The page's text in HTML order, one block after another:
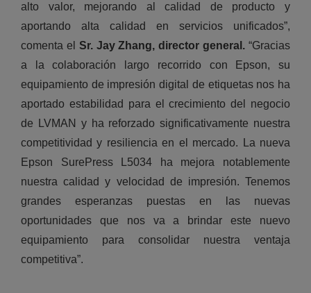
alto valor, mejorando al calidad de producto y
aportando alta calidad en servicios unificados”,
comenta el Sr. Jay Zhang, director general. “Gracias
a la colaboración largo recorrido con Epson, su
equipamiento de impresión digital de etiquetas nos ha
aportado estabilidad para el crecimiento del negocio
de LVMAN y ha reforzado significativamente nuestra
competitividad y resiliencia en el mercado. La nueva
Epson SurePress L5034 ha mejora notablemente
nuestra calidad y velocidad de impresión. Tenemos
grandes esperanzas puestas en las nuevas
oportunidades que nos va a brindar este nuevo
equipamiento para consolidar nuestra ventaja
competitiva”.